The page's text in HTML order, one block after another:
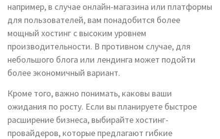
например, в случае онлайн-магазина или платформы
для пользователей, вам понадобится более
мощный хостинг с высоким уровнем
производительности. В противном случае, для
небольшого блога или лендинга может подойти
более экономичный вариант.
Кроме того, важно понимать, каковы ваши
ожидания по росту. Если вы планируете быстрое
расширение бизнеса, выбирайте хостинг-
провайдеров, которые предлагают гибкие